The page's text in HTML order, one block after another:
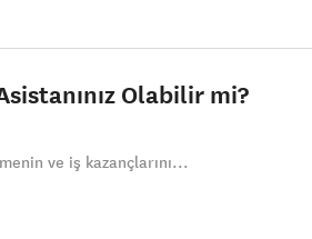
Olabilir mi?
ve iş kazançlarını...